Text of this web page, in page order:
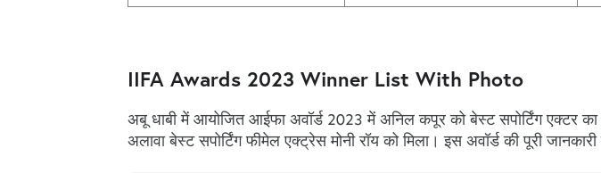
IIFA Awards 2023 Winner List With Photo
अबू धाबी में आयोजित आईफा अवॉर्ड 2023 में अनिल कपूर को बेस्ट सपोर्टिंग एक्टर
अलावा बेस्ट सपोर्टिंग फीमेल एक्ट्रेस मोनी रॉय को मिला। इस अवॉर्ड की पूरी